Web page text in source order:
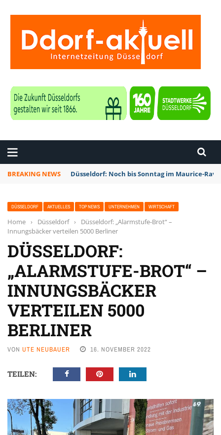
BREAKING NEWS Düsseldorf: Noch bis Sonntag im Maurice-
DÜSSELDORF AKTUELLES TOP NEWS UNTERNEHMEN WIRTSCHAFT
Home › Düsseldorf ›
Düsseldorf: „Alarmstufe-Brot“ –
Innungsbäcker verteilen 5000 Berliner
DÜSSELDORF:
„ALARMSTUFE-BROT“ –
INNUNGSBÄCKER
VERTEILEN 5000
BERLINER
VON UTE NEUBAUER 16. NOVEMBER 2022
TEILEN: